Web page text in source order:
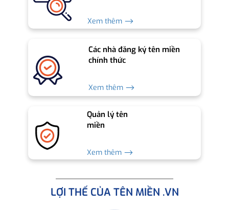
Xem thêm ⟶
Các nhà đăng ký tên miền
chính thức
Xem thêm ⟶
Quản lý tên
miền
Xem thêm ⟶
LỢI THẾ CỦA TÊN MIỀN .VN